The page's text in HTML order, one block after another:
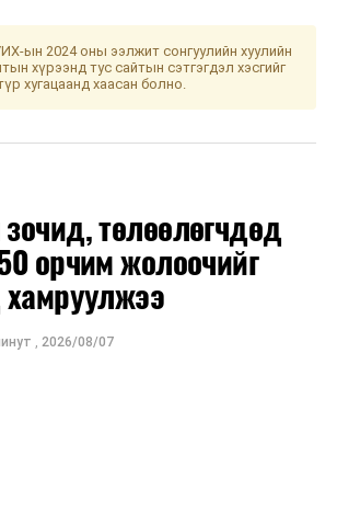
бүрээр танилцуулж байна.
ын 2024 оны ээлжит сонгуулийн хуулийн
хүрээнд тус сайтын сэтгэгдэл хэсгийг
хугацаанд хаасан болно.
төлөөлөгчдөд
орчим жолоочийг
хамруулжээ
, 2026/08/07